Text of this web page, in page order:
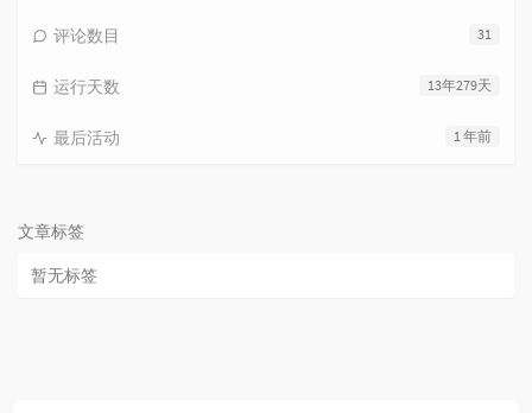
31
评论数目
13年279天
运行天数
1 年前
最后活动
文章标签
暂无标签